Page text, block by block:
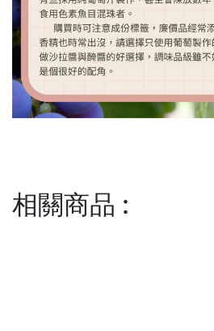
相關商品 :